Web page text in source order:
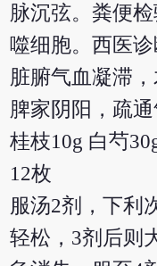
脉沉弦。粪便
噬细胞。西医诊
脏腑气血凝滞
脾家阴阳，疏
桂枝10g 白芍
12枚
服汤2剂，下利
轻松，3剂后则